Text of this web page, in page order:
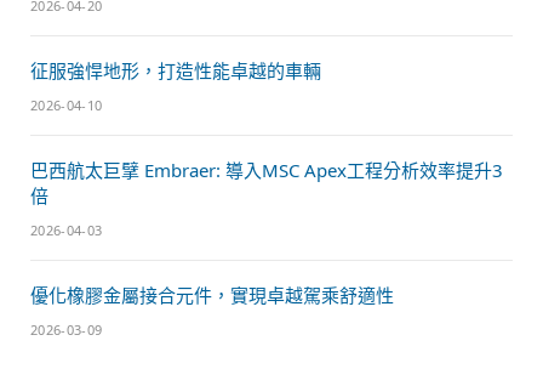
2026-04-20
征服強悍地形，打造性能卓越的車輛
2026-04-10
巴西航太巨擘 Embraer: 導入MSC Apex工程分析效率提升3
倍
2026-04-03
優化橡膠金屬接合元件，實現卓越駕乘舒適性
2026-03-09